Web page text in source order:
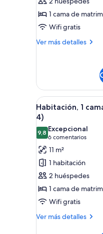
1
cama
de
matrimonio
1)
1 cama de
Wifi gratis
Ver más detalles
Más
cama
de
matrimonio
(Queen
Room
1)
Abrir
todas
las
fotos
de
Habitación,
cama
de
matrimonio
(Queen
6
Habitación, 1
4)
9,89,8 de 10
Excepcional
6 comentarios
(6 comentarios)
11 m²
1 habitación
2 huéspedes
1 cama de
Wifi gratis
Ver más detalles
Más